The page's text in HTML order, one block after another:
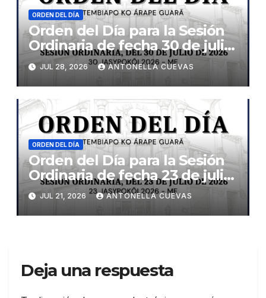
ORDEN DEL DÍA
Orden del Día para la Sesión
Ordinaria de fecha 30 de julio
de 2026
JUL 28, 2026 ANTONELLA CUEVAS
ORDEN DEL DÍA
Orden del Día para la Sesión
Ordinaria de fecha 23 de julio
de 2026
JUL 21, 2026 ANTONELLA CUEVAS
Deja una respuesta